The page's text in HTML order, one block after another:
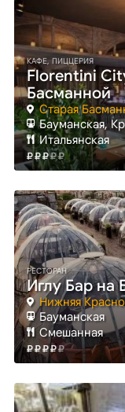
КАФЕ, ПИЦЦЕРИЯ
Florentini
Басманной
Старая
Бауманская,
Итальянская
РЕСТОРАН
Иглу Бар на
Нижняя
Бауманская
Смешанная